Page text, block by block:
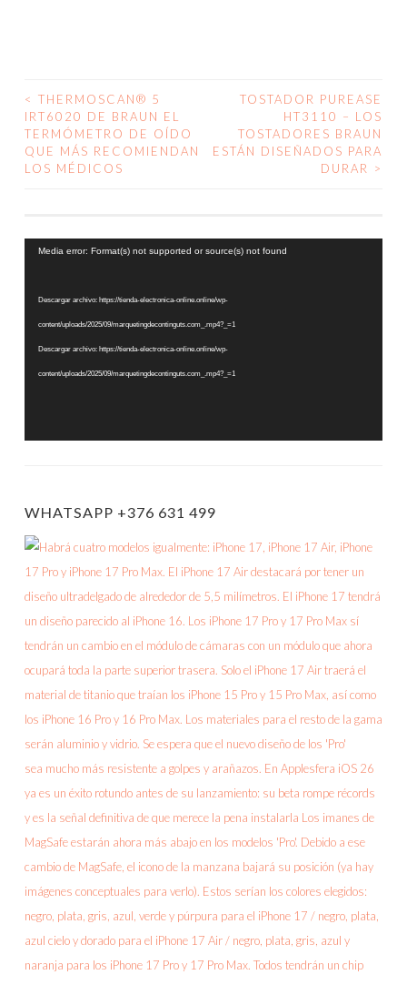
NAVEGACIÓN
DE
< THERMOSCAN® 5
IRT6020 DE BRAUN EL
TERMÓMETRO DE OÍDO
QUE MÁS RECOMIENDAN
LOS MÉDICOS
TOSTADOR PUREASE
HT3110 – LOS
TOSTADORES BRAUN
ESTÁN DISEÑADOS PARA
DURAR >
Reproductor
vídeo
Media error: Format(s) not supported or source(s) not found
Descargar archivo: https://tienda-electronica-online.online/wp-
content/uploads/2025/09/marquetingdecontinguts.com_.mp4?_=1
Descargar archivo: https://tienda-electronica-online.online/wp-
content/uploads/2025/09/marquetingdecontinguts.com_.mp4?_=1
WHATSAPP +376 631 499